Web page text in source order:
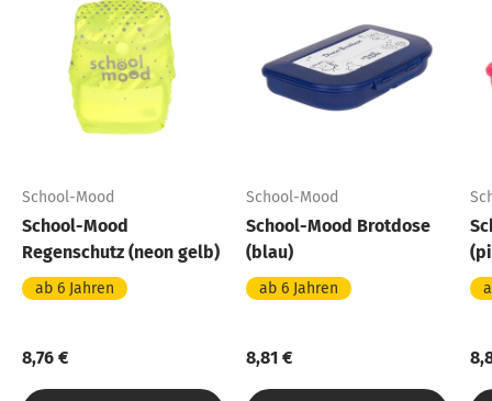
School-Mood
School-Mood
Regenschutz (neon gelb)
ab 6 Jahren
8,76 €
School-Mood
School-Mood Brotdose
(blau)
ab 6 Jahren
8,81 €